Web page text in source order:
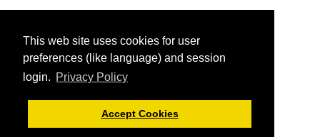
This web site uses cookies for user
preferences (like language) and session
login. Privacy Policy
Accept Cookies